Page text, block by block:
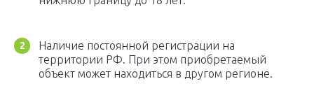
Наличие постоянной регистрации на
территории РФ. При этом приобретаемый
объект может находиться в другом регионе.